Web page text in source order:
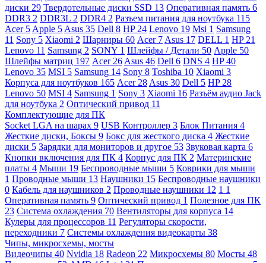
диски 29 Твердотельные диски SSD 13 Оперативная память 6
DDR3 2 DDR3L 2 DDR4 2 Разъем питания для ноутбука 115
Acer 5 Apple 5 Asus 35 Dell 8 HP 24 Lenovo 19 Msi 1 Samsung
11 Sony 5 Xiaomi 2 Шарниры 60 Acer 7 Asus 17 DELL 1 HP 21
Lenovo 11 Samsung 2 SONY 1 Шлейфы / Детали 50 Apple 50
Шлейфы матриц 197 Acer 26 Asus 46 Dell 6 DNS 4 HP40
Lenovo 35 MSI 5 Samsung 14 Sony 8 Toshiba 10 Xiaomi 3
Корпуса для ноутбуков 165 Acer 28 Asus 30 Dell 5 HP 28
Lenovo 50 MSI 4 Samsung 1 Sony 3 Xiaomi 16 Разъём аудио Jack
для ноутбука 2 Оптический привод 11
Комплектующие для ПК
Socket LGA на шарах 9 USB Контроллер 3 Блок Питания 4
Жесткие диски, Боксы 9 Бокс для жесткого диска 4 Жесткие
диски 5 Зарядки для мониторов и другое 53 Звуковая карта 6
Кнопки включения для ПК 4 Корпус для ПК 2 Материнские
платы 4 Мыши 19 Беспроводные мыши 5 Коврики для мыши
1 Проводные мыши 13 Наушники 15 Беспроводные наушники
0 Кабель для наушников 2 Проводные наушники 12 1 1
Оперативная память 9 Оптический привод 1 Полезное для ПК
23 Система охлаждения 70 Вентиляторы для корпуса 14
Кулеры для процессоров 11 Регуляторы скорости,
переходники 7 Системы охлаждения видеокарты 38
Чипы, микросхемы, мосты
Видеочипы 40 Nvidia 18 Radeon 22 Микросхемы 80 Мосты 48